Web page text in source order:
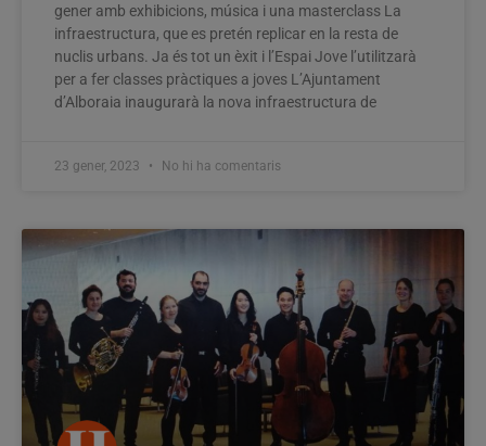
gener amb exhibicions, música i una masterclass La
infraestructura, que es pretén replicar en la resta de
nuclis urbans. Ja és tot un èxit i l’Espai Jove l’utilitzarà
per a fer classes pràctiques a joves L’Ajuntament
d’Alboraia inaugurarà la nova infraestructura de
23 gener, 2023 No hi ha comentaris